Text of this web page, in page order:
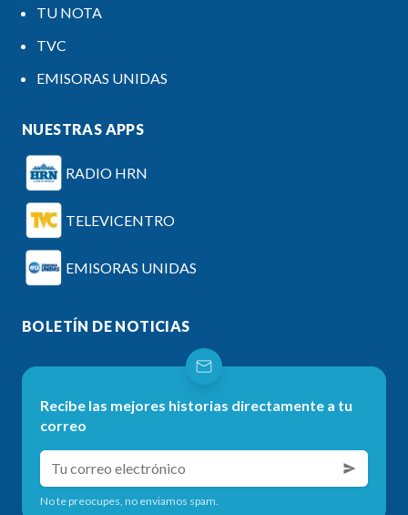
TU NOTA
TVC
EMISORAS UNIDAS
NUESTRAS APPS
RADIO HRN
TELEVICENTRO
EMISORAS UNIDAS
BOLETÍN DE NOTICIAS
Recibe las mejores historias directamente a tu
correo
No te preocupes, no enviamos spam.